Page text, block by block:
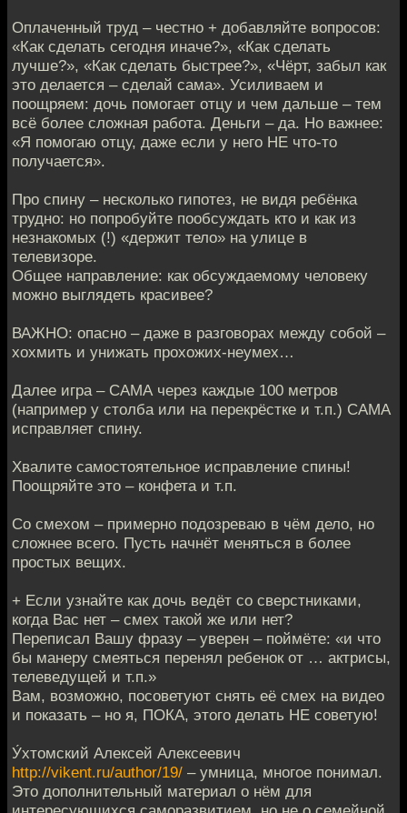
Оплаченный труд – честно + добавляйте вопросов:
«Как сделать сегодня иначе?», «Как сделать
лучше?», «Как сделать быстрее?», «Чёрт, забыл как
это делается – сделай сама». Усиливаем и
поощряем: дочь помогает отцу и чем дальше – тем
всё более сложная работа. Деньги – да. Но важнее:
«Я помогаю отцу, даже если у него НЕ что-то
получается».
Про спину – несколько гипотез, не видя ребёнка
трудно: но попробуйте пообсуждать кто и как из
незнакомых (!) «держит тело» на улице в
телевизоре.
Общее направление: как обсуждаемому человеку
можно выглядеть красивее?
ВАЖНО: опасно – даже в разговорах между собой –
хохмить и унижать прохожих-неумех…
Далее игра – САМА через каждые 100 метров
(например у столба или на перекрёстке и т.п.) САМА
исправляет спину.
Хвалите самостоятельное исправление спины!
Поощряйте это – конфета и т.п.
Со смехом – примерно подозреваю в чём дело, но
сложнее всего. Пусть начнёт меняться в более
простых вещих.
+ Если узнайте как дочь ведёт со сверстниками,
когда Вас нет – смех такой же или нет?
Переписал Вашу фразу – уверен – поймёте: «и что
бы манеру смеяться перенял ребенок от … актрисы,
телеведущей и т.п.»
Вам, возможно, посоветуют снять её смех на видео
и показать – но я, ПОКА, этого делать НЕ советую!
У́хтомский Алексей Алексеевич
http://vikent.ru/author/19/ – умница, многое понимал.
Это дополнительный материал о нём для